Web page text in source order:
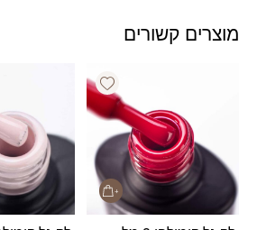
מוצרים קשורים
Add wishlist